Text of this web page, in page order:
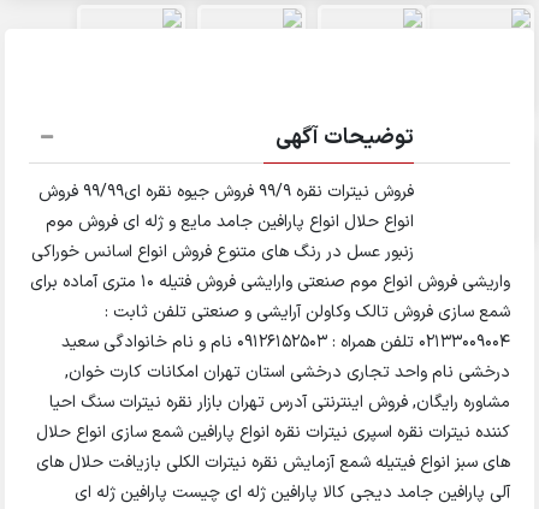
توضیحات آگهی
فروش نیترات نقره ۹۹/۹ فروش جیوه نقره ای۹۹/۹۹ فروش
انواع حلال انواع پارافین جامد مایع و ژله ای فروش موم
زنبور عسل در رنگ های متنوع فروش انواع اسانس خوراکی
واریشی فروش انواع موم صنعتی وارایشی فروش فتیله ۱۰ متری آماده برای
شمع سازی فروش تالک وکاولن آرایشی و صنعتی تلفن ثابت :
02133009004 تلفن همراه : 09126152503 نام و نام خانوادگی سعید
درخشی نام واحد تجاری درخشی استان تهران امکانات کارت خوان,
مشاوره رایگان, فروش اینترنتی آدرس تهران بازار نقره نیترات سنگ احیا
کننده نیترات نقره اسپری نیترات نقره انواع پارافین شمع سازی انواع حلال
های سبز انواع فیتیله شمع آزمایش نقره نیترات الکلی بازیافت حلال های
آلی پارافین جامد دیجی کالا پارافین ژله ای چیست پارافین ژله ای